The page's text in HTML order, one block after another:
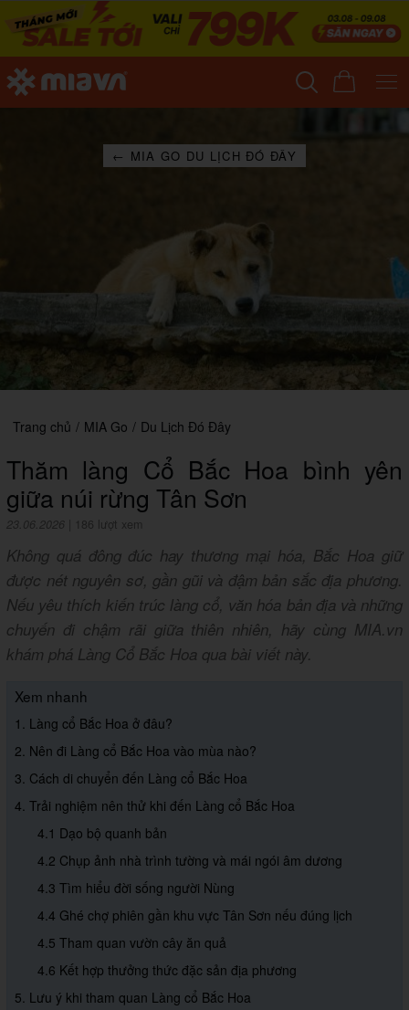
← MIA GO DU LỊCH ĐÓ ĐÂY
Trang chủ / MIA Go / Du Lịch Đó Đây
Thăm làng Cổ Bắc Hoa bình yên
giữa núi rừng Tân Sơn
23.06.2026 186 lượt xem
Không quá đông đúc hay thương mại hóa, Bắc Hoa giữ
được nét nguyên sơ, gần gũi và đậm bản sắc địa phương.
Nếu yêu thích kiến trúc làng cổ, văn hóa bản địa và những
chuyến đi chậm rãi giữa thiên nhiên, hãy cùng MIA.vn
khám phá Làng Cổ Bắc Hoa qua bài viết này.
Xem nhanh
1. Làng cổ Bắc Hoa ở đâu?
2. Nên đi Làng cổ Bắc Hoa vào mùa nào?
3. Cách di chuyển đến Làng cổ Bắc Hoa
4. Trải nghiệm nên thử khi đến Làng cổ Bắc Hoa
4.1 Dạo bộ quanh bản
4.2 Chụp ảnh nhà trình tường và mái ngói âm dương
4.3 Tìm hiểu đời sống người Nùng
4.4 Ghé chợ phiên gần khu vực Tân Sơn nếu đúng lịch
4.5 Tham quan vườn cây ăn quả
4.6 Kết hợp thưởng thức đặc sản địa phương
5. Lưu ý khi tham quan Làng cổ Bắc Hoa